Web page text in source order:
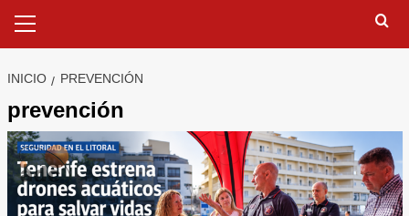
primario
INICIO PREVENCIÓN
prevención